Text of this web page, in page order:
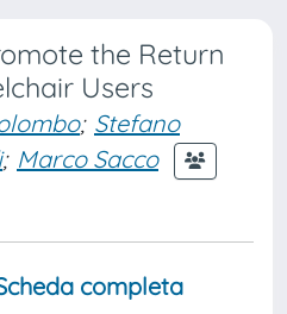
the Return
Users
; Stefano
; Marco Sacco
completa